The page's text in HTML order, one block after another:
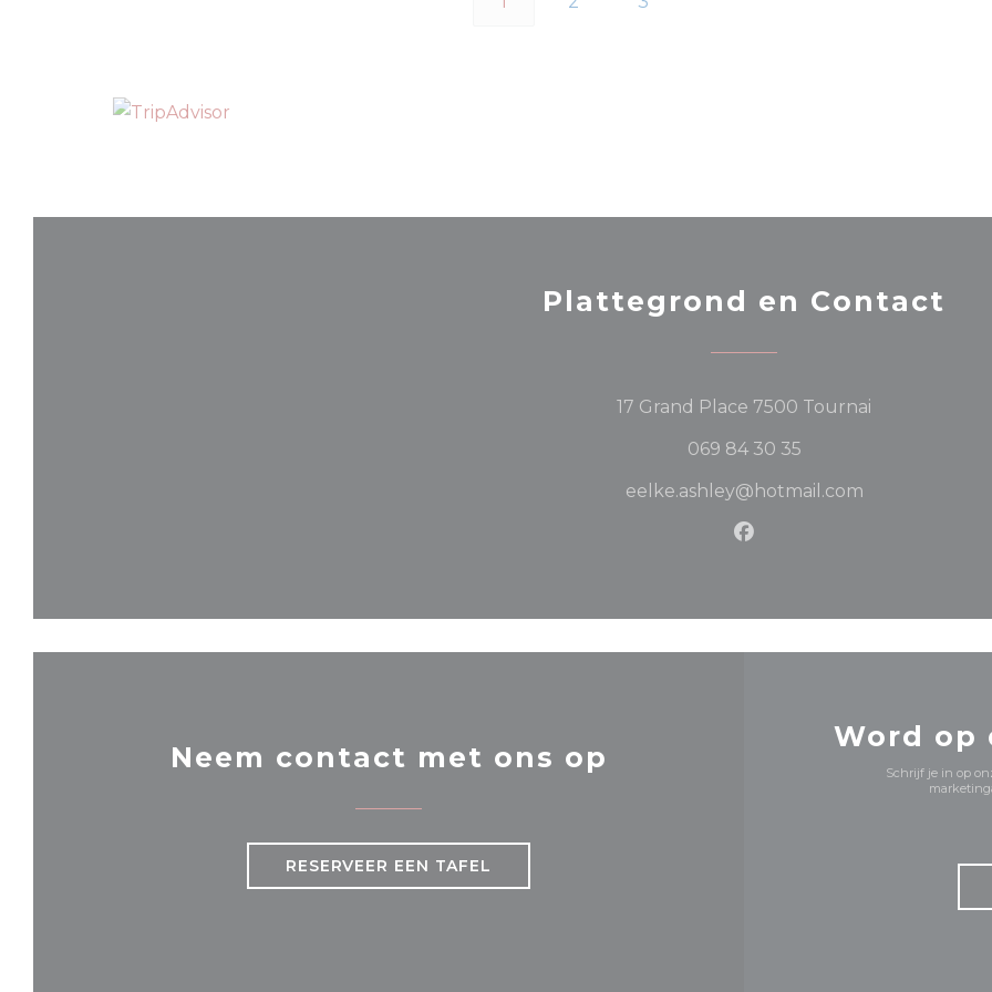
Plattegrond en Contact
17 Grand Place 7500 Tournai
069 84 30 35
eelke.ashley@hotmail.com
Facebook ((opent in een
Neem contact met ons op
RESERVEER EEN TAFEL
Word op
Schrijf je in op